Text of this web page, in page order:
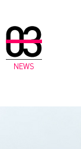
NEWS